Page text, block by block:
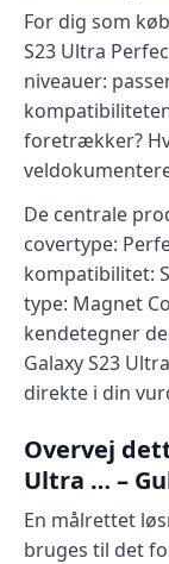
For dig som
S23 Ultra
niveauer:
foretrækker?
De centrale
covertype:
kompatibilitet:
type: Magnet
kendetegner
Galaxy S23
direkte i din
Overvej
Ultra … –
En målrettet
bruges til det